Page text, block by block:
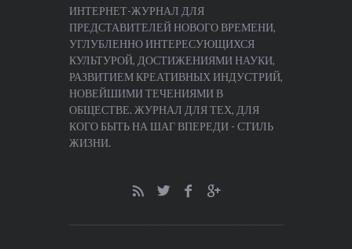
ИНТЕРНЕТ-ЖУРНАЛ ДЛЯ
ПРЕДСТАВИТЕЛЕЙ НОВОГО ВРЕМЕНИ,
УГЛУБЛЕННО ИНТЕРЕСУЮЩИХСЯ
КУЛЬТУРОЙ, ДОСТИЖЕНИЯМИ НАУКИ,
РАЗВИТИЕМ КРЕАТИВНЫХ ИНДУСТРИЙ,
НОВЕЙШИМИ ТЕЧЕНИЯМИ В
ОБЩЕСТВЕ. ЖУРНАЛ ДЛЯ ТЕХ, ДЛЯ
КОГО БЫТЬ НА ШАГ ВПЕРЕДИ - СТИЛЬ
ЖИЗНИ.